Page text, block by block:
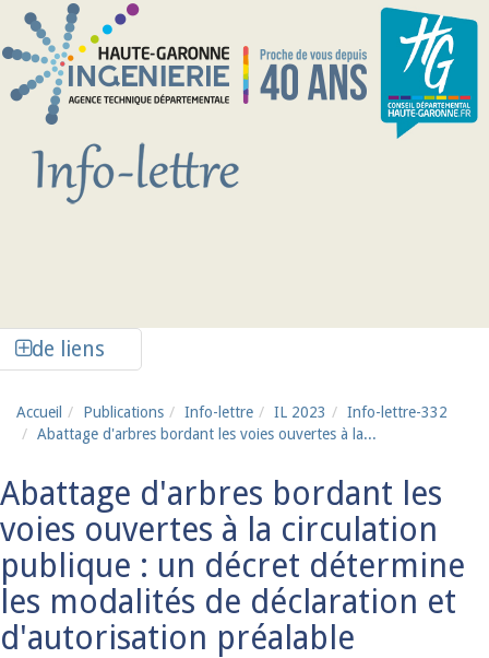
Aller au contenu principal
de liens
Accueil Publications Info-lettre IL 2023
Info-lettre-332
Abattage d'arbres bordant les voies ouvertes à la...
Abattage d'arbres bordant les
voies ouvertes à la circulation
publique : un décret détermine
les modalités de déclaration et
d'autorisation préalable